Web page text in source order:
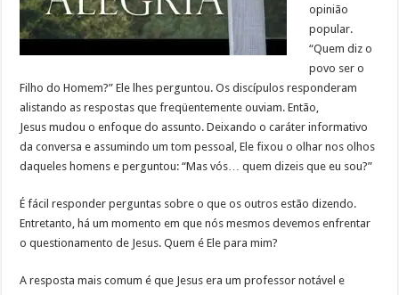
opinião
popular.
“Quem diz o
povo ser o
Filho do Homem?” Ele lhes perguntou. Os discípulos responderam
alistando as respostas que freqüentemente ouviam. Então,
Jesus mudou o enfoque do assunto. Deixando o caráter informativo
da conversa e assumindo um tom pessoal, Ele fixou o olhar nos olhos
daqueles homens e perguntou: “Mas vós… quem dizeis que eu sou?”
É fácil responder perguntas sobre o que os outros estão dizendo.
Entretanto, há um momento em que nós mesmos devemos enfrentar
o questionamento de Jesus. Quem é Ele para mim?
A resposta mais comum é que Jesus era um professor notável e